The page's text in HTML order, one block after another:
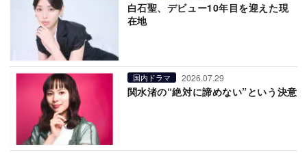
白石聖、デビュー10年目を迎えた現
在地
国内ドラマ 2026.07.29
関水渚の“絶対に諦めない”という決意